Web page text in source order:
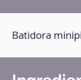
Batidora